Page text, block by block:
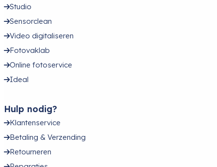
Studio
Sensorclean
Video digitaliseren
Fotovaklab
Online fotoservice
Ideal
Hulp nodig?
Klantenservice
Betaling & Verzending
Retourneren